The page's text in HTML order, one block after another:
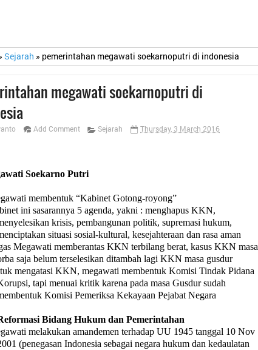
Sejarah » pemerintahan megawati soekarnoputri di indonesia
megawati soekarnoputri di
Add Comment Sejarah Thursday, 3 March 2016
Soekarno Putri
membentuk “Kabinet Gotong-royong”
ini sasarannya 5 agenda, yakni : menghapus KKN,
krisis, pembangunan politik, supremasi hukum,
situasi sosial-kultural, kesejahteraan dan rasa aman
Megawati memberantas KKN terbilang berat, kasus KKN masa
saja belum terselesikan ditambah lagi KKN masa gusdur
mengatasi KKN, megawati membentuk Komisi Tindak Pidana
tapi menuai kritik karena pada masa Gusdur sudah
Komisi Pemeriksa Kekayaan Pejabat Negara
Bidang Hukum dan Pemerintahan
melakukan amandemen terhadap UU 1945 tanggal 10 Nov
(penegasan Indonesia sebagai negara hukum dan kedaulatan